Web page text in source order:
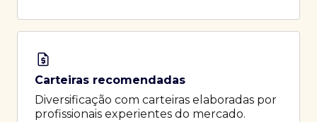
Carteiras recomendadas
Diversificação com carteiras elaboradas por
profissionais experientes do mercado.